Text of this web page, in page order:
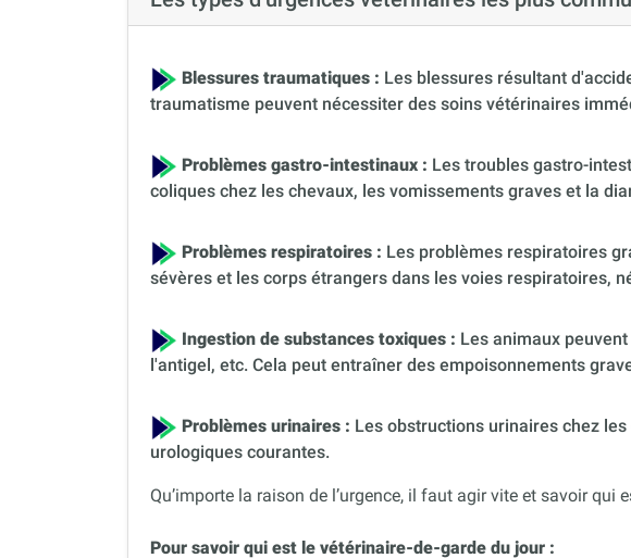
Blessures traumatiques : Les blessures résultant
traumatisme peuvent nécessiter des soins vétérinaires
Problèmes gastro-intestinaux : Les troubles gastro-
coliques chez les chevaux, les vomissements graves et la
Problèmes respiratoires : Les problèmes respiratoires
sévères et les corps étrangers dans les voies respiratoires,
Ingestion de substances toxiques : Les animaux
l'antigel, etc. Cela peut entraîner des empoisonnements
Problèmes urinaires : Les obstructions urinaires chez
urologiques courantes.
Qu’importe la raison de l’urgence, il faut agir vite et savoir qui
Pour savoir qui est le vétérinaire-de-garde du jour :